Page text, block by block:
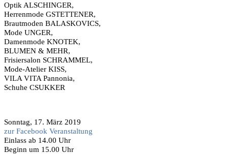
Optik ALSCHINGER,
Herrenmode GSTETTENER,
Brautmoden BALASKOVICS,
Mode UNGER,
Damenmode KNOTEK,
BLUMEN & MEHR,
Frisiersalon SCHRAMMEL,
Mode-Atelier KISS,
VILA VITA Pannonia,
Schuhe CSUKKER
Sonntag, 17. März 2019
zur Facebook Veranstaltung
Einlass ab 14.00 Uhr
Beginn um 15.00 Uhr